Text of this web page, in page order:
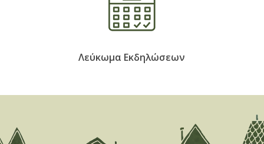
Λεύκωμα Εκδηλώσεων